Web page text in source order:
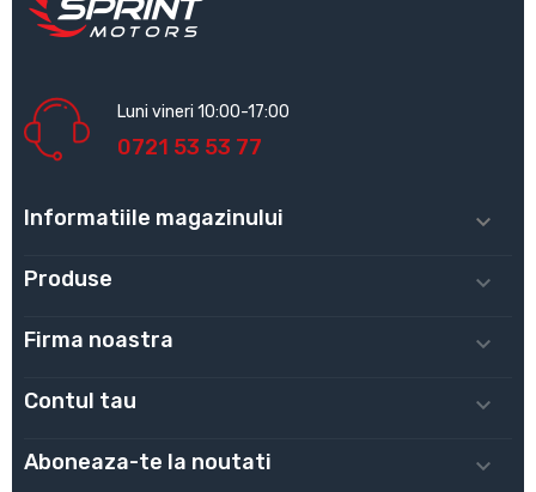
Luni vineri 10:00-17:00
0721 53 53 77
Informatiile magazinului 
Produse 
Firma noastra 
Contul tau 
Aboneaza-te la noutati 